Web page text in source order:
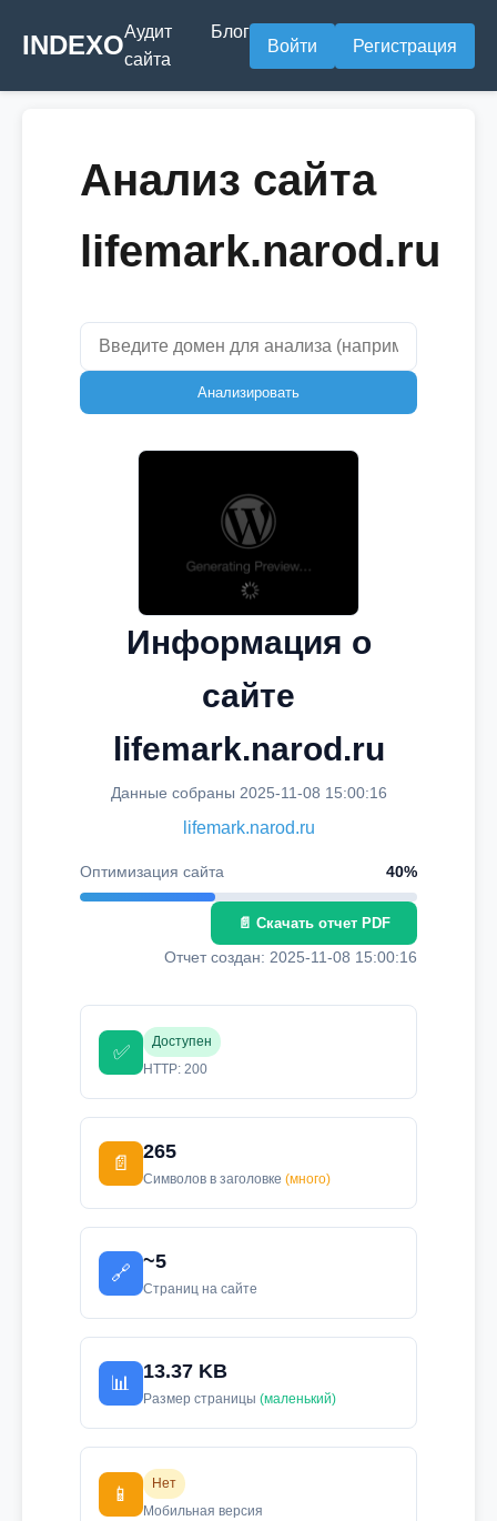
INDEXOАудит
сайта
Блог
Войти Регистрация
Анализ сайта
lifemark.narod.ru
Анализировать
Информация о
сайте
lifemark.narod.ru
Данные собраны 2025-11-08 15:00:16
lifemark.narod.ru
Оптимизация сайта 40%
📄 Скачать отчет PDF
Отчет создан: 2025-11-08 15:00:16
✅
Доступен
HTTP: 200
📄
265
Символов в заголовке (много)
🔗
~5
Страниц на сайте
📊
13.37 KB
Размер страницы (маленький)
📱
Нет
Мобильная версия